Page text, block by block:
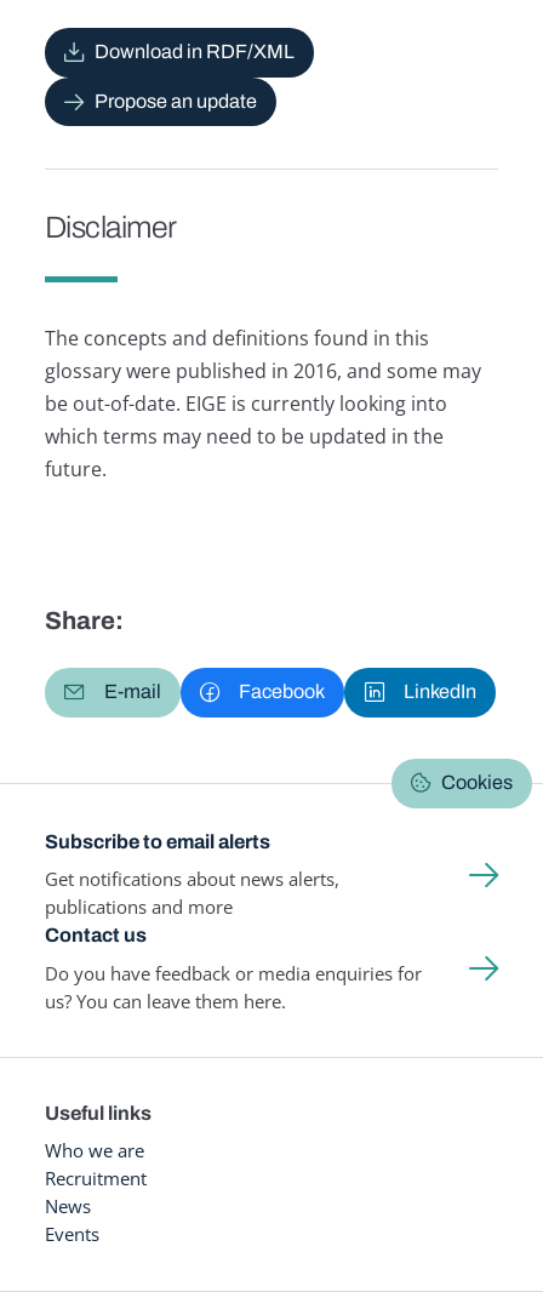
Download in RDF/XML
Propose an update
Disclaimer
The concepts and definitions found in this
glossary were published in 2016, and some may
be out-of-date. EIGE is currently looking into
which terms may need to be updated in the
future.
Share:
E-mail Facebook LinkedIn
Cookies
Subscribe to email alerts
Get notifications about news alerts,
publications and more
Contact us
Do you have feedback or media enquiries for
us? You can leave them here.
Useful links
Who we are
Recruitment
News
Events